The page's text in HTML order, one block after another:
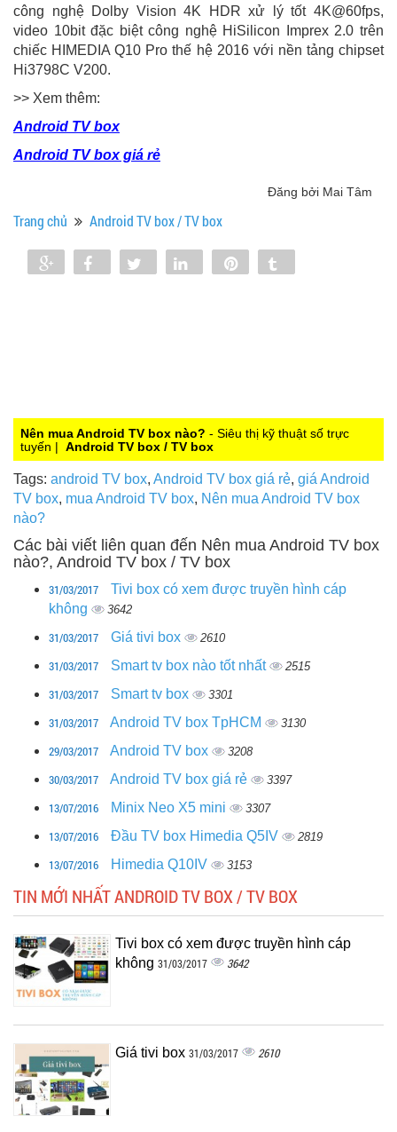
công nghệ Dolby Vision 4K HDR xử lý tốt 4K@60fps,
video 10bit đặc biệt công nghệ HiSilicon Imprex 2.0 trên
chiếc HIMEDIA Q10 Pro thế hệ 2016 với nền tảng chipset
Hi3798C V200.
>> Xem thêm:
Android TV box
Android TV box giá rẻ
Đăng bởi Mai Tâm
Trang chủ Android TV box / TV box
Share Share Tweet Share
Nên mua Android TV box nào? - Siêu thị kỹ thuật số trực
tuyến | Android TV box / TV box
Tags: android TV box, Android TV box giá rẻ, giá Android
TV box, mua Android TV box, Nên mua Android TV box
nào?
Các bài viết liên quan đến Nên mua Android TV box
nào?, Android TV box / TV box
31/03/2017
Tivi box có xem được truyền hình cáp
không
3642
31/03/2017 Giá tivi box 2610
31/03/2017 Smart tv box nào tốt nhất 2515
31/03/2017 Smart tv box 3301
31/03/2017 Android TV box TpHCM 3130
29/03/2017 Android TV box 3208
30/03/2017 Android TV box giá rẻ 3397
13/07/2016 Minix Neo X5 mini 3307
13/07/2016 Đầu TV box Himedia Q5IV 2819
13/07/2016 Himedia Q10IV 3153
TIN MỚI NHẤT ANDROID TV BOX / TV BOX
Tivi box có xem được truyền hình cáp
không 31/03/2017 3642
Giá tivi box 31/03/2017 2610